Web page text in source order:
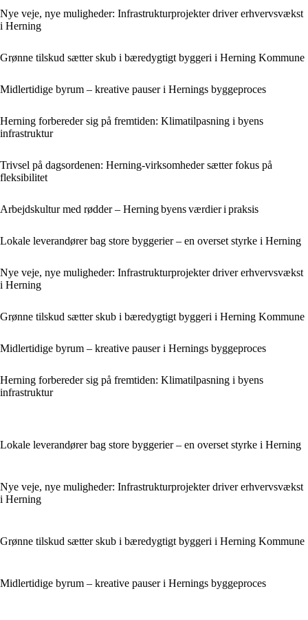
Nye veje, nye muligheder: Infrastrukturprojekter driver erhvervsvækst
i Herning
Grønne tilskud sætter skub i bæredygtigt byggeri i Herning Kommune
Midlertidige byrum – kreative pauser i Hernings byggeproces
Herning forbereder sig på fremtiden: Klimatilpasning i byens
infrastruktur
Trivsel på dagsordenen: Herning-virksomheder sætter fokus på
fleksibilitet
Arbejdskultur med rødder – Herning byens værdier i praksis
Lokale leverandører bag store byggerier – en overset styrke i Herning
Nye veje, nye muligheder: Infrastrukturprojekter driver erhvervsvækst
i Herning
Grønne tilskud sætter skub i bæredygtigt byggeri i Herning Kommune
Midlertidige byrum – kreative pauser i Hernings byggeproces
Herning forbereder sig på fremtiden: Klimatilpasning i byens
infrastruktur
Lokale leverandører bag store byggerier – en overset styrke i Herning
Nye veje, nye muligheder: Infrastrukturprojekter driver erhvervsvækst
i Herning
Grønne tilskud sætter skub i bæredygtigt byggeri i Herning Kommune
Midlertidige byrum – kreative pauser i Hernings byggeproces